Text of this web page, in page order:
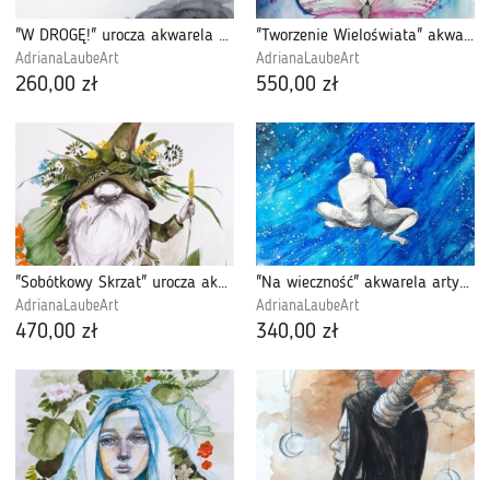
"W DROGĘ!" urocza akwarela na papierze A3
AdrianaLaubeArt
260,00 zł
"Tworzenie Wieloświata" akwarela, portret
AdrianaLaubeArt
550,00 zł
"Sobótkowy Skrzat" urocza akwarela, obraz A3
AdrianaLaubeArt
470,00 zł
"Na wieczność" akwarela artystki A. Laube
AdrianaLaubeArt
340,00 zł